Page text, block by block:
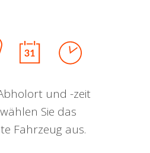
und -zeit
Sie das
Fahrzeug aus.